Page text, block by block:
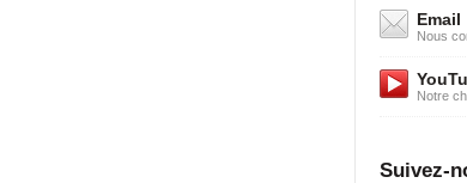
Email
Nous
Notre
Suivez-